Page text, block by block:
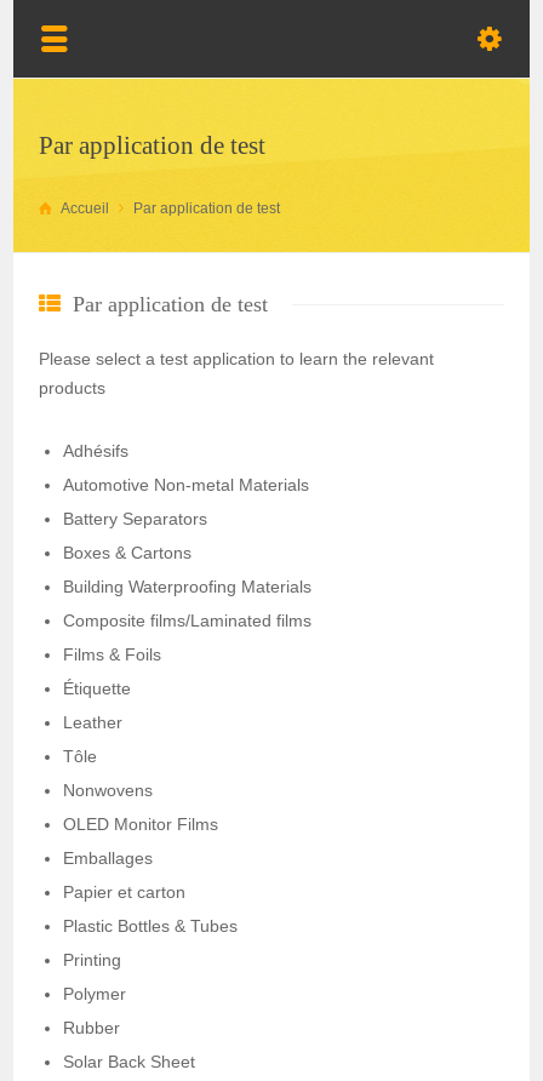
Par application de test
Accueil Par application de test
Par application de test
Please select a test application to learn the relevant
products
Adhésifs
Automotive Non-metal Materials
Battery Separators
Boxes & Cartons
Building Waterproofing Materials
Composite films/Laminated films
Films & Foils
Étiquette
Leather
Tôle
Nonwovens
OLED Monitor Films
Emballages
Papier et carton
Plastic Bottles & Tubes
Printing
Polymer
Rubber
Solar Back Sheet